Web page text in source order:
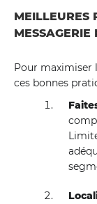
MEILLEURES
MESSAGERIE
Pour maximiser
ces bonnes